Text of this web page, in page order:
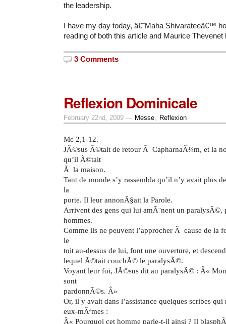
the leadership.
I have my day today, â€˜Maha Shivarateeâ€™
reading of both this article and Maurice Thevenet
3 Comments
Reflexion Dominicale
February 22nd, 2009 — Messe Reflexion
Mc 2,1-12.
JÃ©sus Ã©tait de retour Ã CapharnaÃ¼m, et la
qu’il Ã©tait
Ã la maison.
Tant de monde s’y rassembla qu’il n’y avait plus
la
porte. Il leur annonÃ§ait la Parole.
Arrivent des gens qui lui amÃ¨nent un
hommes.
Comme ils ne peuvent l’approcher Ã cause de la
le
toit au-dessus de lui, font une ouverture, et
lequel Ã©tait couchÃ© le paralysÃ©.
Voyant leur foi, JÃ©sus dit au paralysÃ© : Â«
sont
pardonnÃ©s. Â»
Or, il y avait dans l’assistance quelques scribes qui
eux-mÃªmes :
Â« Pourquoi cet homme parle-t-il ainsi ? Il